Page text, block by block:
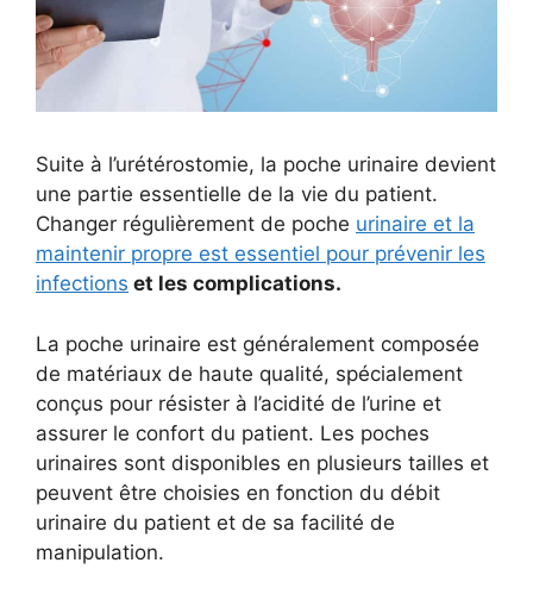
Suite à l’urétérostomie, la poche urinaire devient
une partie essentielle de la vie du patient.
Changer régulièrement de poche urinaire et la
maintenir propre est essentiel pour prévenir les
infections et les complications.
La poche urinaire est généralement composée
de matériaux de haute qualité, spécialement
conçus pour résister à l’acidité de l’urine et
assurer le confort du patient. Les poches
urinaires sont disponibles en plusieurs tailles et
peuvent être choisies en fonction du débit
urinaire du patient et de sa facilité de
manipulation.